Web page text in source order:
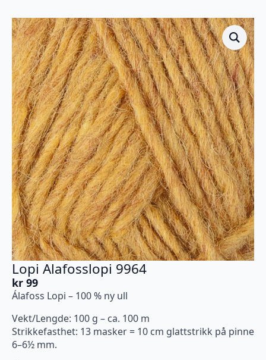
Lopi Alafosslopi 9964
kr 99
Álafoss Lopi – 100 % ny ull
Vekt/Lengde: 100 g – ca. 100 m
Strikkefasthet: 13 masker = 10 cm glattstrikk på pinne
6–6½ mm.